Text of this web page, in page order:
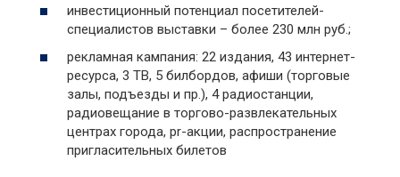
инвестиционный потенциал посетителей-
специалистов выставки – более 230 млн руб.;
рекламная кампания: 22 издания, 43 интернет-
ресурса, 3 ТВ, 5 билбордов, афиши (торговые
залы, подъезды и пр.), 4 радиостанции,
радиовещание в торгово-развлекательных
центрах города, pr-акции, распространение
пригласительных билетов